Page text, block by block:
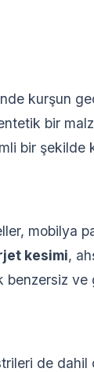
kurşun
bir
bir şekilde
mobilya
kesimi,
ve
de